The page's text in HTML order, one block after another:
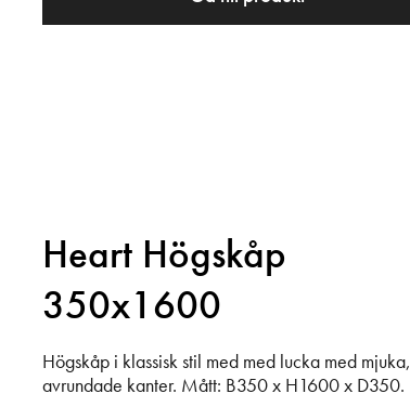
Heart Högskåp
350x1600
Högskåp i klassisk stil med med lucka med mjuka,
avrundade kanter. Mått: B350 x H1600 x D350.